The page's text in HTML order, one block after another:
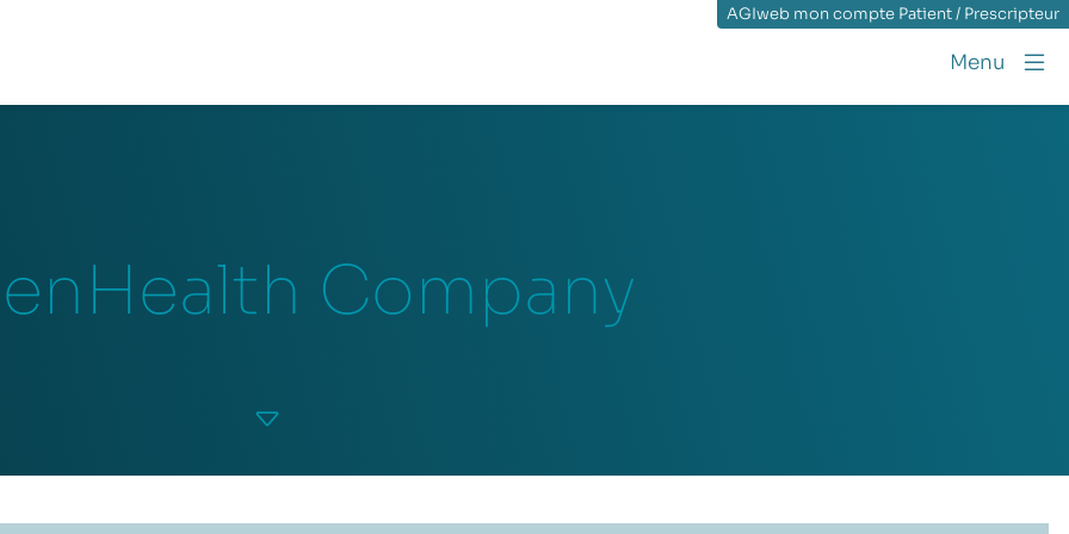
AGIweb mon compte Patient / Prescripteur
Menu
Company